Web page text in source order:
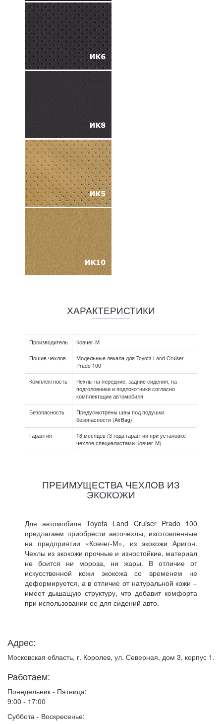
ХАРАКТЕРИСТИКИ
Производитель Ковчег-М
Пошив чехлов
Модельные лекала для Toyota Land Cruiser
Prado 100
Комплектность
Чехлы на передние, задние сидения, на
подголовники и подлокотники согласно
комплектации автомобиля
Безопасность
Предусмотрены швы под подушки
безопасности (AirBag)
Гарантия
18 месяцев (3 года гарантии при установке
чехлов специалистами Ковчег-М)
ПРЕИМУЩЕСТВА ЧЕХЛОВ ИЗ
ЭКОКОЖИ
Для автомобиля Toyota Land Cruiser Prado 100
предлагаем приобрести авточехлы, изготовленные
на предприятии «Ковчег-М», из экокожи Аригон.
Чехлы из экокожи прочные и изностойкие, материал
не боится ни мороза, ни жары. В отличие от
искусственной кожи экокожа со временем не
деформируется, а в отличие от натуральной кожи –
имеет дышащую структуру, что добавит комфорта
при использовании ее для сидений авто.
Адрес:
Московская область, г. Королев, ул. Северная, дом 3, корпус 1.
Работаем:
Понедельник - Пятница:
9:00 - 17:00
Суббота - Воскресенье: